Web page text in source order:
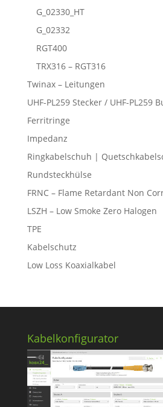
G_02330_HT
G_02332
RGT400
TRX316 – RGT316
Twinax – Leitungen
UHF-PL259 Stecker / UHF-PL259
Ferritringe
Impedanz
Ringkabelschuh |
Rundsteckhülse
FRNC – Flame Retardant Non
LSZH – Low Smoke Zero Halogen
TPE
Kabelschutz
Low Loss Koaxialkabel
Kabelkonfigurator